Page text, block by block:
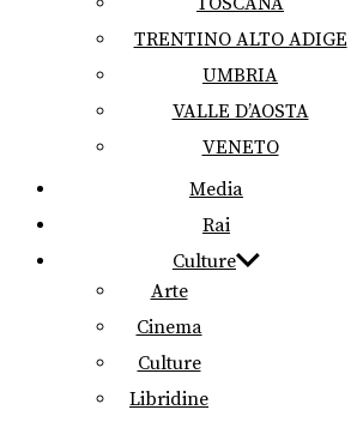
TRENTINO ALTO ADIGE
UMBRIA
VALLE D’AOSTA
VENETO
Media
Rai
Culture
Arte
Cinema
Culture
Libridine